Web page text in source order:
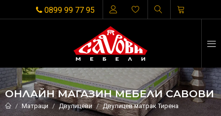
0899 99 77 95
ОНЛАЙН МАГАЗИН МЕБЕЛИ САВОВИ
Матраци Двулицеви Двулицев матрак Тирена